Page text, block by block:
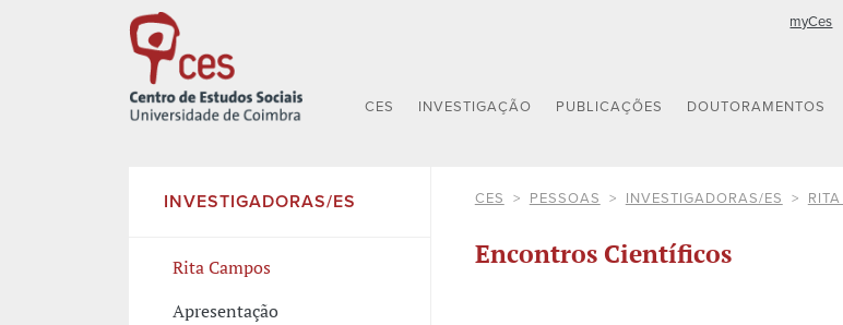
myCes
CES INVESTIGAÇÃO PUBLICAÇÕES DOUTORAMENTOS
INVESTIGADORAS/ES
Rita Campos
Apresentação
CES PESSOAS INVESTIGADORAS/ES
Encontros Científicos